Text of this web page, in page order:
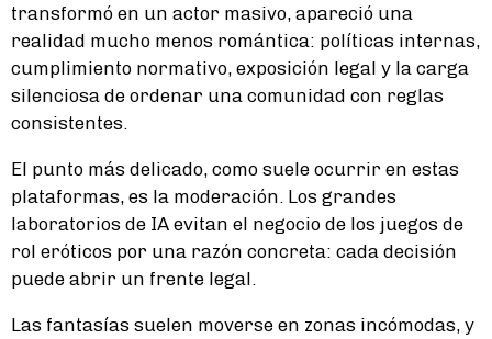
transformó en un actor masivo, apareció una
realidad mucho menos romántica: políticas internas,
cumplimiento normativo, exposición legal y la carga
silenciosa de ordenar una comunidad con reglas
consistentes.
El punto más delicado, como suele ocurrir en estas
plataformas, es la moderación. Los grandes
laboratorios de IA evitan el negocio de los juegos de
rol eróticos por una razón concreta: cada decisión
puede abrir un frente legal.
Las fantasías suelen moverse en zonas incómodas, y